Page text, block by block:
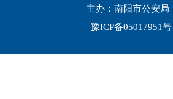
主办：南阳市公安
豫ICP备05017951号